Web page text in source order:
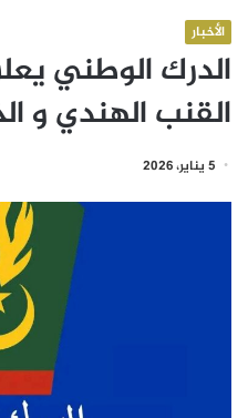
الأخبار
الدرك الوطني
القنب الهندي و
5 يناير، 2026